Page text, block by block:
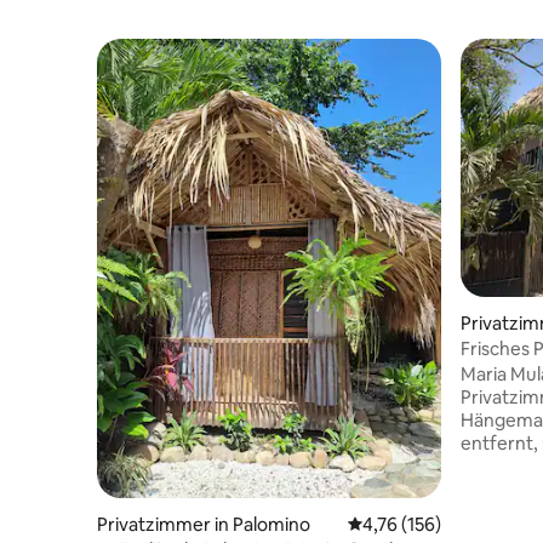
Privatzimmer in Palomino Durchschnittliche
4,76 (156)
Frisches
entfernt
Maria
Hängematten. Nur 100
entfernt,